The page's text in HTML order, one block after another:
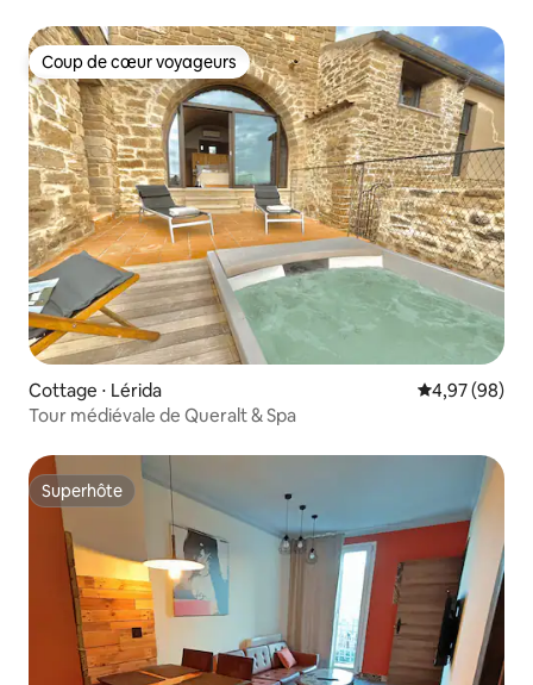
Coup de cœur voyageurs
Coup de cœur voyageurs
Cottage ⋅ Lérida Évaluation
4,97 (98)
Tour médiévale de Queralt & Spa
Superhôte
Superhôte